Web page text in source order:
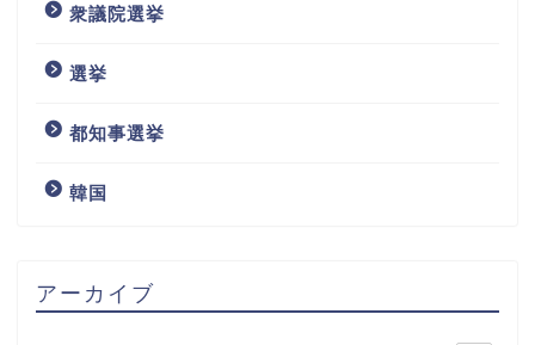
衆議院選挙
選挙
都知事選挙
韓国
アーカイブ